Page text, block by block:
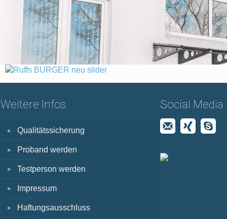
Weitere Infos
Qualitätssicherung
Proband werden
Testperson werden
Impressum
Haftungsausschluss
Social Media